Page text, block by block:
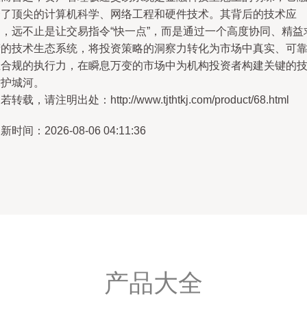
顶尖的计算机科学、网络工程和硬件技术。其背后的技术应
远不止是让交易指令“快一点”，而是通过一个高度协同、精益
技术生态系统，将投资策略的洞察力转化为市场中真实、可靠
规的执行力，在瞬息万变的市场中为机构投资者构建关键的技
城河。
转载，请注明出处：http://www.tjthtkj.com/product/68.html
时间：2026-08-06 04:11:36
产品大全